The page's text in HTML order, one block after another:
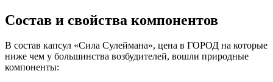
Состав и свойства компонентов
В состав капсул «Сила Сулеймана», цена в ГОРОД на которые
ниже чем у большинства возбудителей, вошли природные
компоненты: